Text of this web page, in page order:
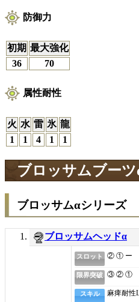
防御力
初期 最大強化
36
70
属性耐性
火 水 雷 氷 龍
1
1 4 1 1
ブロッサムブー
ブロッサムαシリーズ
ブロッサムヘッドα
スロット ② ① ー
限界突破 ③ ② ①
スキル 麻痺耐性